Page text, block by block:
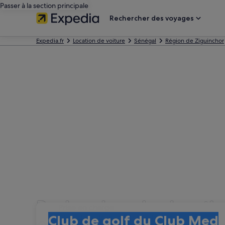
Passer à la section principale
Rechercher des voyages
Expedia.fr Location de voiture Sénégal Région de Ziguinchor
Recherchez des
Club de golf du Club Med